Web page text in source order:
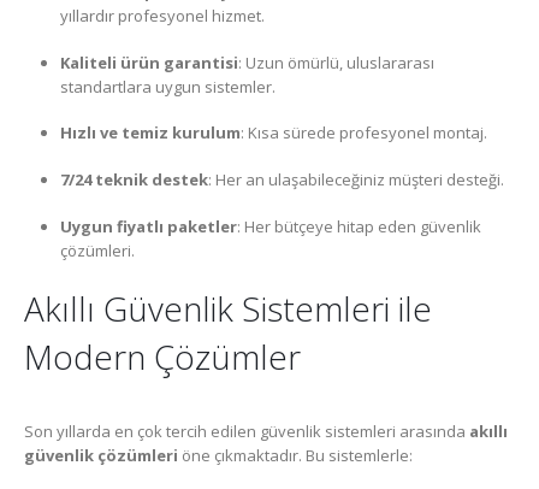
yıllardır profesyonel hizmet.
Kaliteli ürün garantisi: Uzun ömürlü, uluslararası
standartlara uygun sistemler.
Hızlı ve temiz kurulum: Kısa sürede profesyonel montaj.
7/24 teknik destek: Her an ulaşabileceğiniz müşteri desteği.
Uygun fiyatlı paketler: Her bütçeye hitap eden güvenlik
çözümleri.
Akıllı Güvenlik Sistemleri ile
Modern Çözümler
Son yıllarda en çok tercih edilen güvenlik sistemleri arasında akıllı
güvenlik çözümleri öne çıkmaktadır. Bu sistemlerle: